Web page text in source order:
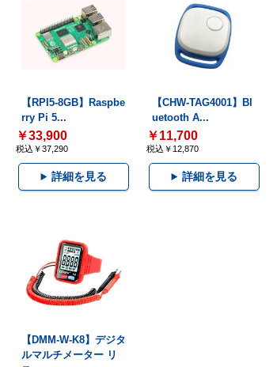
【RPI5-8GB】Raspbe
rry Pi 5...
￥33,900
税込￥37,290
詳細を見る
【CHW-TAG4001】Bl
uetooth A...
￥11,700
税込￥12,870
詳細を見る
【DMM-W-K8】デジタ
ルマルチメーター リ